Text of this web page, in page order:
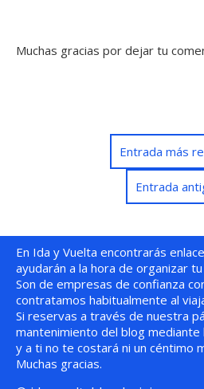
Muchas gracias por dejar tu
Entrada más
Entrada
En Ida y Vuelta encontrarás
ayudarán a la hora de organizar
Son de empresas de confianza
contratamos habitualmente al
Si reservas a través de nuestra
mantenimiento del blog mediante
y a ti no te costará ni un céntimo
Muchas gracias.